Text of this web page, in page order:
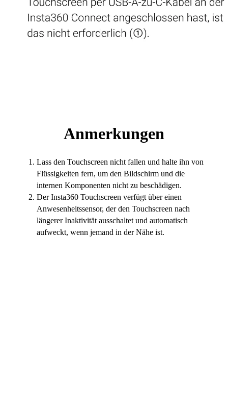
Anmerkungen
Lass den Touchscreen nicht fallen und halte ihn von
Flüssigkeiten fern, um den Bildschirm und die
internen Komponenten nicht zu beschädigen.
Der Insta360 Touchscreen verfügt über einen
Anwesenheitssensor, der den Touchscreen nach
längerer Inaktivität ausschaltet und automatisch
aufweckt, wenn jemand in der Nähe ist.